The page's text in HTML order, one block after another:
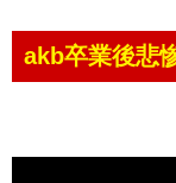
akb卒業後悲